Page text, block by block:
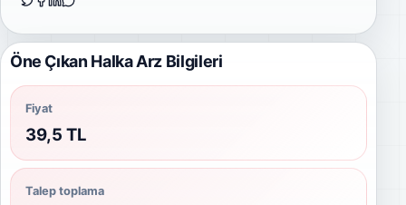
Öne Çıkan Halka Arz Bilgileri
Fiyat
39,5 TL
Talep toplama